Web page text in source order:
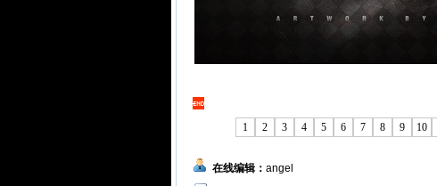
1 2 3 4 5 6 7 8 9 10
在线编辑： angel